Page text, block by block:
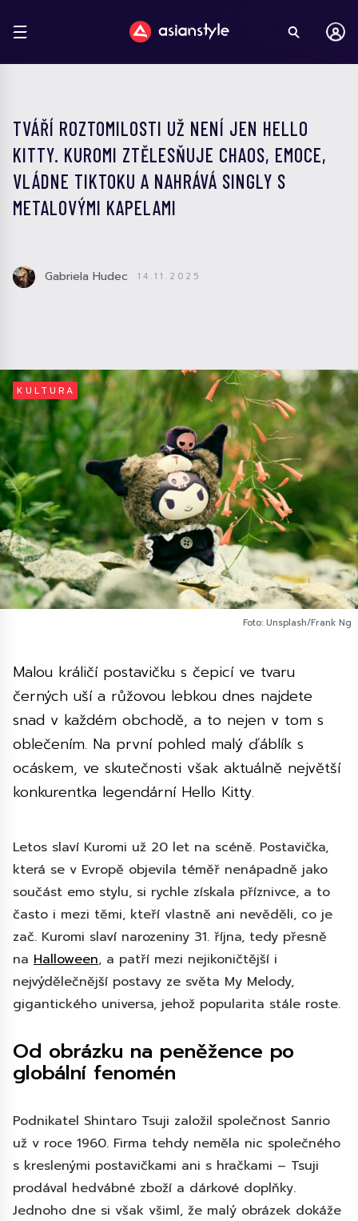
TVÁŘÍ ROZTOMILOSTI UŽ NENÍ JEN HELLO
KITTY. KUROMI ZTĚLESŇUJE CHAOS, EMOCE,
VLÁDNE TIKTOKU A NAHRÁVÁ SINGLY S
METALOVÝMI KAPELAMI
Gabriela Hudec 14.11.2025
KULTURA
Foto: Unsplash/Frank Ng
Malou králičí postavičku s čepicí ve tvaru
černých uší a růžovou lebkou dnes najdete
snad v každém obchodě, a to nejen v tom s
oblečením. Na první pohled malý ďáblík s
ocáskem, ve skutečnosti však aktuálně největší
konkurentka legendární Hello Kitty.
Letos slaví Kuromi už 20 let na scéně. Postavička,
která se v Evropě objevila téměř nenápadně jako
součást emo stylu, si rychle získala příznivce, a to
často i mezi těmi, kteří vlastně ani nevěděli, co je
zač. Kuromi slaví narozeniny 31. října, tedy přesně
na Halloween, a patří mezi nejikoničtější i
nejvýdělečnější postavy ze světa My Melody,
gigantického universa, jehož popularita stále roste.
Od obrázku na peněžence po
globální fenomén
Podnikatel Shintaro Tsuji založil společnost Sanrio
už v roce 1960. Firma tehdy neměla nic společného
s kreslenými postavičkami ani s hračkami – Tsuji
prodával hedvábné zboží a dárkové doplňky.
Jednoho dne si však všiml, že malý obrázek dokáže